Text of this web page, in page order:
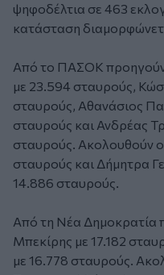
ψηφοδέλτια σε 463
κατάσταση
Από το ΠΑΣΟΚ
με 23.594 σταυρούς,
σταυρούς, Αθανάσιος
σταυρούς και Ανδρέας
σταυρούς. Ακολουθούν
σταυρούς και Δήμητρα
14.886 σταυρούς.
Από τη Νέα Δημοκρατία
Μπεκίρης με 17.182
με 16.778 σταυρούς.